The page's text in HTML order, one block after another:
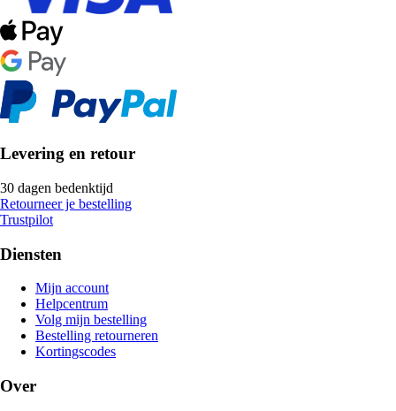
Levering en retour
30 dagen bedenktijd
Retourneer je bestelling
Trustpilot
Diensten
Mijn account
Helpcentrum
Volg mijn bestelling
Bestelling retourneren
Kortingscodes
Over